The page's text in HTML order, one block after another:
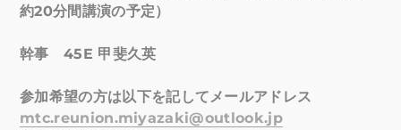
約20分間講演の予定）
幹事 45E 甲斐久英
参加希望の方は以下を記してメールアドレス
mtc.reunion.miyazaki@outlook.jp